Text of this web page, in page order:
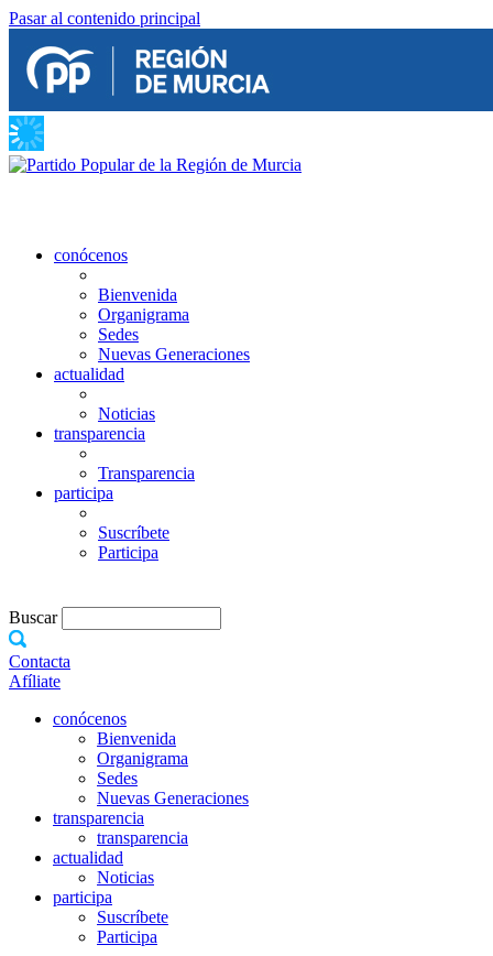
Pasar al contenido principal
conócenos
Bienvenida
Organigrama
Sedes
Nuevas Generaciones
actualidad
Noticias
transparencia
Transparencia
participa
Suscríbete
Participa
Buscar
Contacta
Afíliate
conócenos
Bienvenida
Organigrama
Sedes
Nuevas Generaciones
transparencia
transparencia
actualidad
Noticias
participa
Suscríbete
Participa